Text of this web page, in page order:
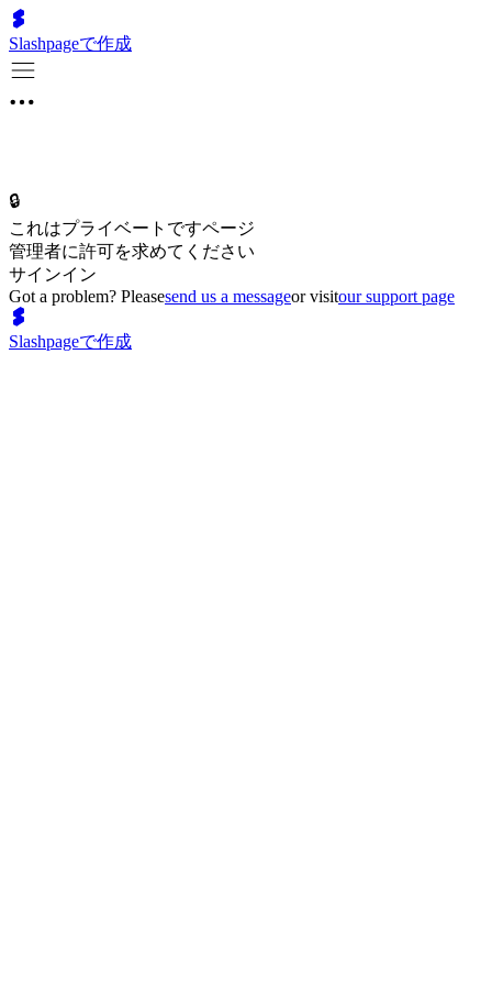
Slashpageで作成
🔒
これはプライベートですページ
管理者に許可を求めてください
サインイン
Got a problem? Pleasesend us a messageor visitour support page
Slashpageで作成